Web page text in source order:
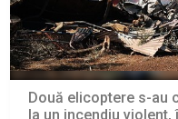
Două elicoptere s-au
la un incendiu violent,